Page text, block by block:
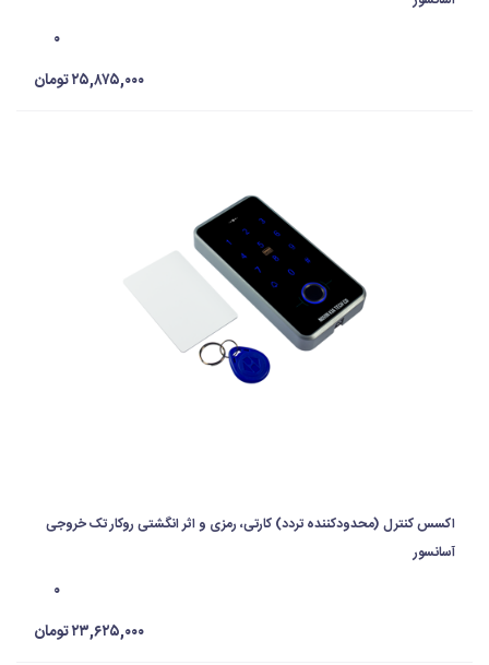
۰
۲۵,۸۷۵,۰۰۰ تومان
اکسس کنترل (محدودکننده تردد) کارتی، رمزی و اثر انگشتی روکار تک خروجی
آسانسور
۰
۲۳,۶۲۵,۰۰۰ تومان